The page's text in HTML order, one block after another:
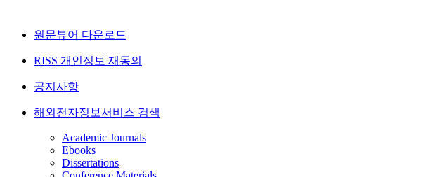
원문뷰어 다운로드
RISS 개인정보 재동의
공지사항
해외전자정보서비스 검색
Academic Journals
Ebooks
Dissertations